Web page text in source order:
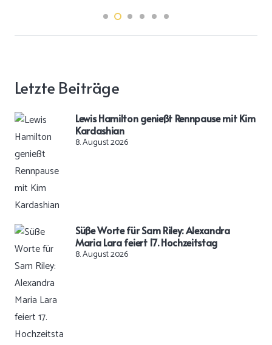
Letzte Beiträge
Lewis Hamilton genießt Rennpause mit Kim
Kardashian
8. August 2026
Süße Worte für Sam Riley: Alexandra
Maria Lara feiert 17. Hochzeitstag
8. August 2026